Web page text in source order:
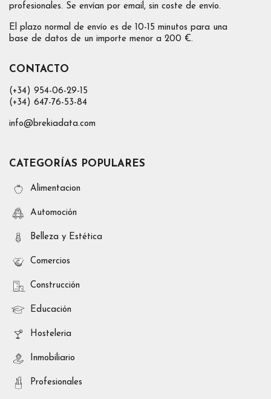
profesionales. Se envían por email, sin coste de envío.
El plazo normal de envío es de 10-15 minutos para una
base de datos de un importe menor a 200 €.
CONTACTO
(+34) 954-06-29-15
(+34) 647-76-53-84
info@brekiadata.com
CATEGORÍAS POPULARES
Alimentacion
Automoción
Belleza y Estética
Comercios
Construcción
Educación
Hosteleria
Inmobiliario
Profesionales